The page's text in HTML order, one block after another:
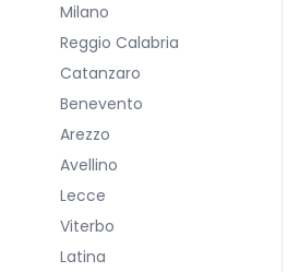
Milano
Reggio Calabria
Catanzaro
Benevento
Arezzo
Avellino
Lecce
Viterbo
Latina